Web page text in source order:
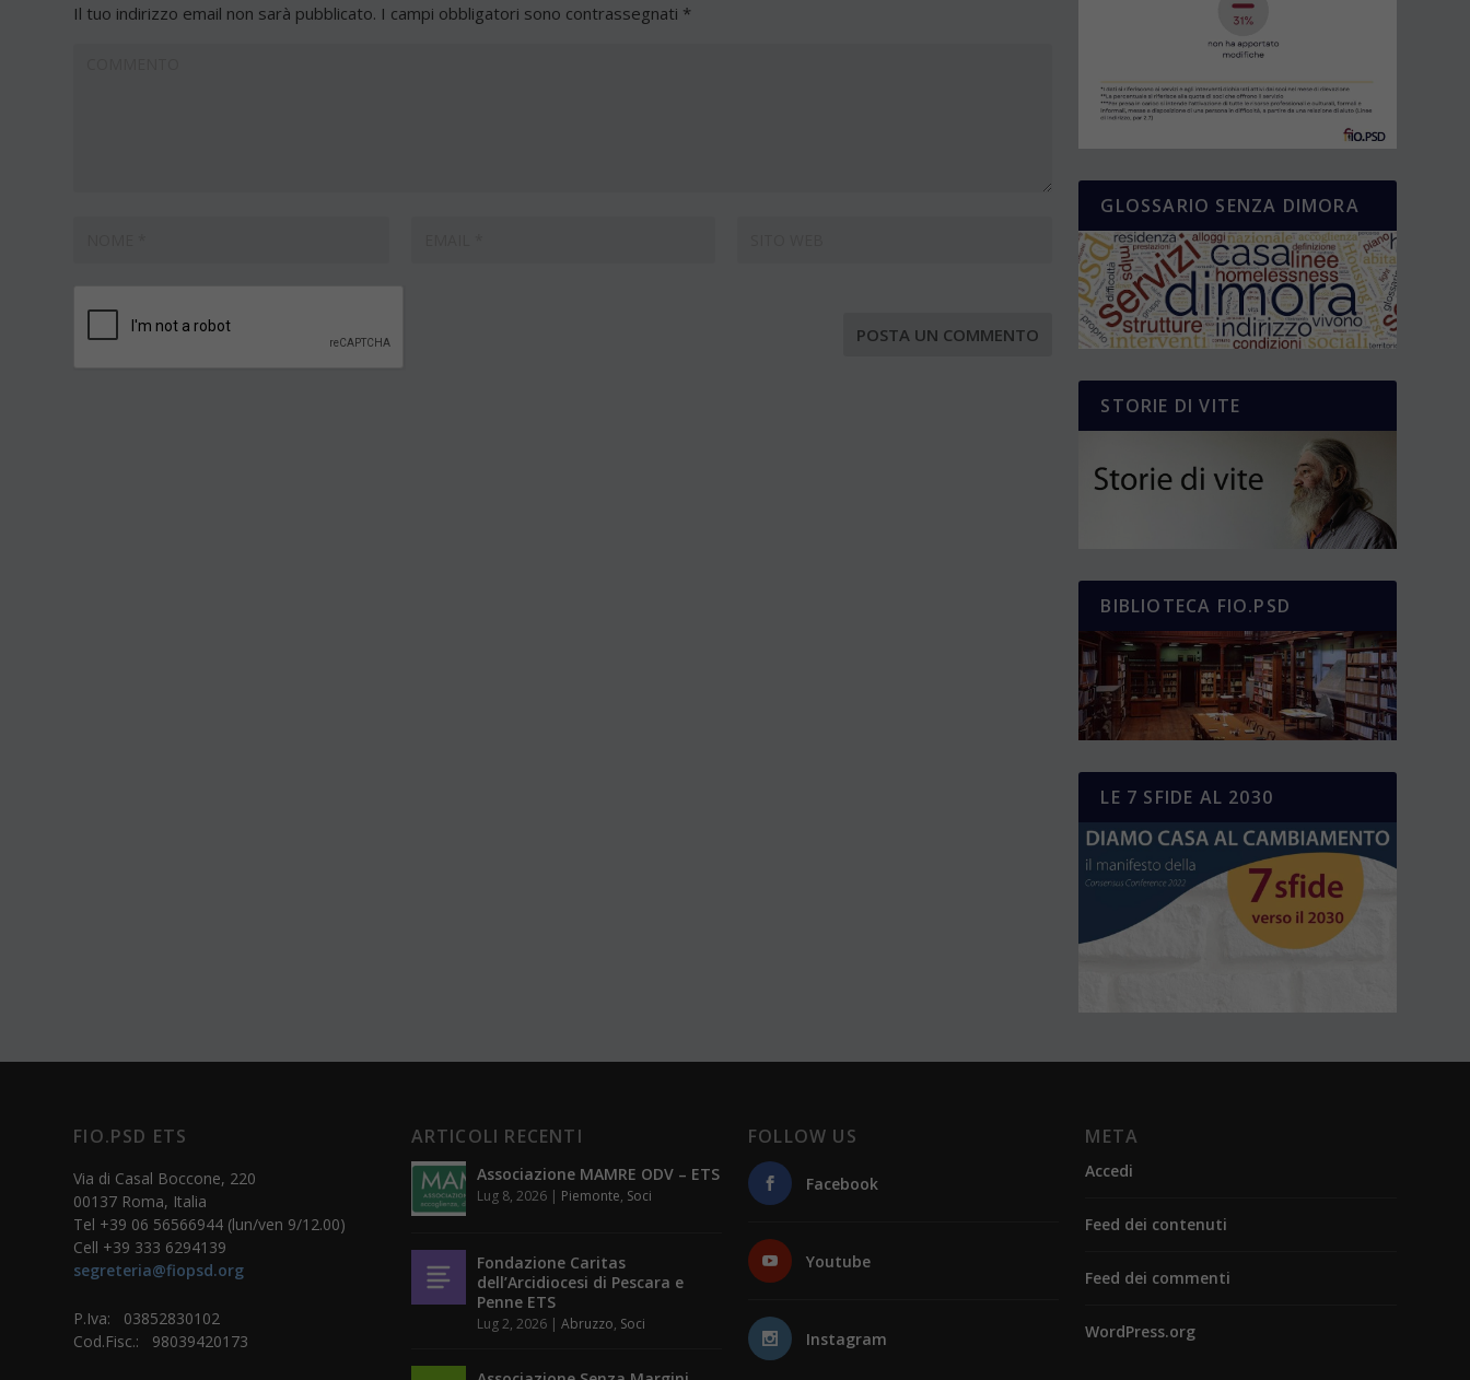
Il tuo indirizzo email non sarà pubblicato. I campi obbligatori sono contrassegnati *
GLOSSARIO SENZA DIMORA
STORIE DI VITE
BIBLIOTECA FIO.PSD
LE 7 SFIDE AL 2030
FIO.PSD ETS
Via di Casal Boccone, 220
00137 Roma, Italia
Tel +39 06 56566944 (lun/ven 9/12.00)
Cell +39 333 6294139
segreteria@fiopsd.org
P.Iva: 03852830102
Cod.Fisc.: 98039420173
ARTICOLI RECENTI
Associazione MAMRE ODV – ETS
Lug 8, 2026| Piemonte, Soci
Fondazione Caritas
dell’Arcidiocesi di Pescara e
Penne ETS
Lug 2, 2026| Abruzzo, Soci
FOLLOW US
Facebook
Youtube
Instagram
META
Accedi
Feed dei contenuti
Feed dei commenti
WordPress.org